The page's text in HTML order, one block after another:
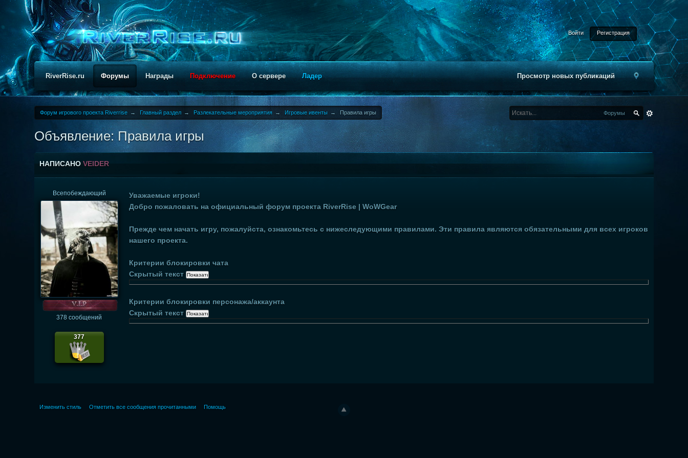
Войти Регистрация
Просмотр новых публикаций
RiverRise.ru Форумы Награды Подключение О сервере Ладер
Форум игрового проекта Riverrise → Главный раздел → Разлекательные мероприятия → Игровые ивенты → Правила игры Форумы
Объявление: Правила игры
НАПИСАНОVEIDER
Всепобеждающий
378 сообщений
377
Уважаемые игроки!
Добро пожаловать на официальный форум проекта RiverRise | WoWGear
Прежде чем начать игру, пожалуйста, ознакомьтесь с нижеследующими правилами. Эти правила являются обязательными для всех игроков
нашего проекта.
Критерии блокировки чата
Скрытый текст
Критерии блокировки персонажа/аккаунта
Скрытый текст
Изменить стиль Отметить все сообщения прочитанными Помощь